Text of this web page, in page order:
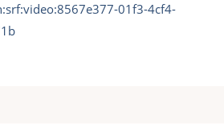
01f3-4cf4-